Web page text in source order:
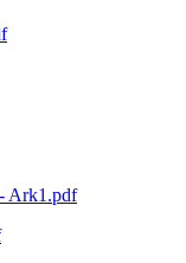
Ark1.pdf